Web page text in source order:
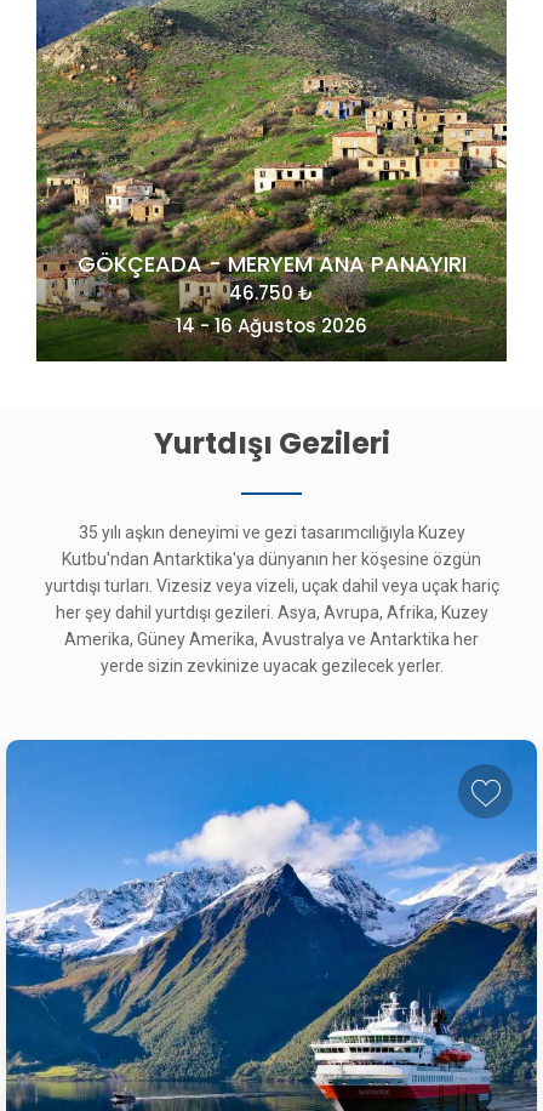
GÖKÇEADA - MERYEM ANA PANAYIRI
46.750 ₺
14 - 16 Ağustos 2026
Yurtdışı Gezileri
35 yılı aşkın deneyimi ve gezi tasarımcılığıyla Kuzey
Kutbu'ndan Antarktika'ya dünyanın her köşesine özgün
yurtdışı turları. Vizesiz veya vizeli, uçak dahil veya uçak hariç
her şey dahil yurtdışı gezileri. Asya, Avrupa, Afrika, Kuzey
Amerika, Güney Amerika, Avustralya ve Antarktika her
yerde sizin zevkinize uyacak gezilecek yerler.